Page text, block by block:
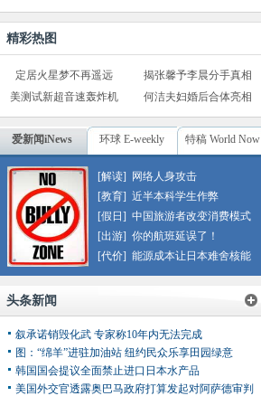
精彩热图
定居火星梦不再遥远
揭张馨予李晨分手真相
美测试新超音速轰炸机
何洁夫妇婚后合体亮相
爱新闻iNews 环球 E-weekly 特稿 World Now
[解读]
网络人身攻击
[教育] 近半本科学生作弊
[假日] 中国旅游者改变消费模式
[出游] 你的航班延误了！
[代价] 能源成本让日本难舍核能
头条新闻
叙承诺销毁化武 专家称10年内无法完成
图：“绵羊”进驻加油站 纽约民众乐享田园绿意
韩国国会提议全面禁止进口日本水产品
美国外交官透露奥巴马政府打算发起对阿萨德审判